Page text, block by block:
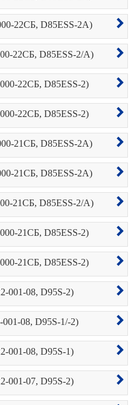
22СБ, D85ESS-2A)
22СБ, D85ESS-2/A)
22СБ, D85ESS-2)
22СБ, D85ESS-2)
21СБ, D85ESS-2A)
21СБ, D85ESS-2A)
21СБ, D85ESS-2/A)
21СБ, D85ESS-2)
21СБ, D85ESS-2)
001-08, D95S-2)
08, D95S-1/-2)
001-08, D95S-1)
001-07, D95S-2)